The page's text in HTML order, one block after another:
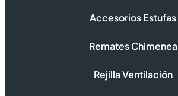
Accesorios Estufas
Remates Chimenea
Rejilla Ventilación